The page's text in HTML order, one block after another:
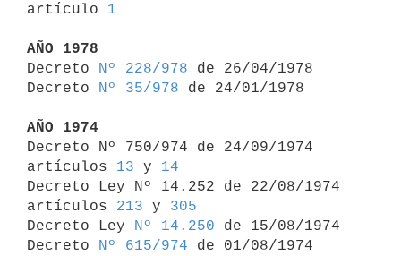
artículo 1
AÑO 1978
Decreto
Nº 228/978 de 26/04/1978
Decreto
Nº 35/978 de 24/01/1978
AÑO 1974
Decreto Nº 750/974 de 24/09/1974
artículos 13 y 14
Decreto Ley Nº 14.252 de 22/08/1974
artículos 213 y 305
Decreto Ley
Nº 14.250 de 15/08/1974
Decreto
Nº 615/974 de 01/08/1974